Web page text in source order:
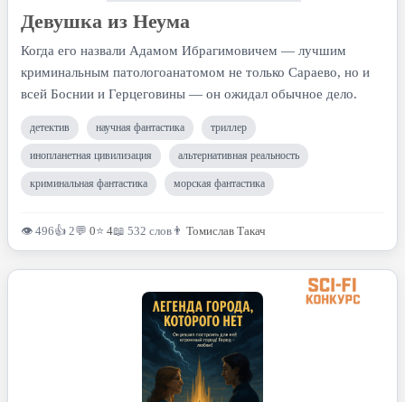
Девушка из Неума
Когда его назвали Адамом Ибрагимовичем — лучшим
криминальным патологоанатомом не только Сараево, но и
всей Боснии и Герцеговины — он ожидал обычное дело.
детектив научная фантастика триллер
инопланетная цивилизация альтернативная реальность
криминальная фантастика морская фантастика
👁 496👍 2💬 0⭐ 4📖 532 слов 👨 Томислав Такач